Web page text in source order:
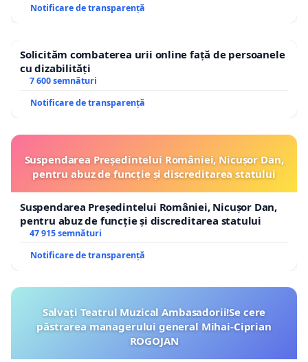
Notificare de transparență
Solicităm combaterea urii online față de persoanele
cu dizabilități
7 600 semnături
Notificare de transparență
Suspendarea Președintelui României, Nicușor Dan,
pentru abuz de funcție și discreditarea statului
Suspendarea Președintelui României, Nicușor Dan,
pentru abuz de funcție și discreditarea statului
47 915 semnături
Notificare de transparență
Salvați Teatrul Muzical Ambasadorii!Se cere
păstrarea managerului general Mihai-Ciprian
ROGOJAN